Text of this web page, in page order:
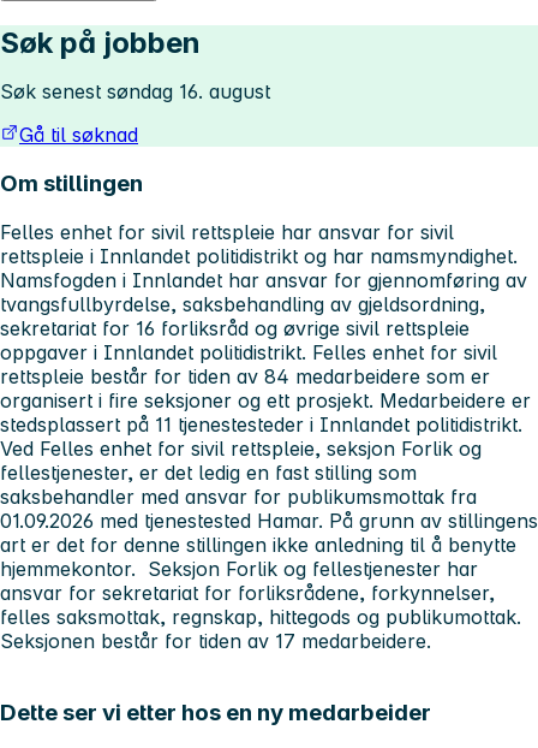
Søk på jobben
Søk senest søndag 16. august
Gå til søknad
Om stillingen
Felles enhet for sivil rettspleie har ansvar for sivil
rettspleie i Innlandet politidistrikt og har namsmyndighet.
Namsfogden i Innlandet har ansvar for gjennomføring av
tvangsfullbyrdelse, saksbehandling av gjeldsordning,
sekretariat for 16 forliksråd og øvrige sivil rettspleie
oppgaver i Innlandet politidistrikt. Felles enhet for sivil
rettspleie består for tiden av 84 medarbeidere som er
organisert i fire seksjoner og ett prosjekt. Medarbeidere er
stedsplassert på 11 tjenestesteder i Innlandet politidistrikt.
Ved Felles enhet for sivil rettspleie, seksjon Forlik og
fellestjenester, er det ledig en fast stilling som
saksbehandler med ansvar for publikumsmottak fra
01.09.2026 med tjenestested Hamar. På grunn av stillingens
art er det for denne stillingen ikke anledning til å benytte
hjemmekontor. Seksjon Forlik og fellestjenester har
ansvar for sekretariat for forliksrådene, forkynnelser,
felles saksmottak, regnskap, hittegods og publikumottak.
Seksjonen består for tiden av 17 medarbeidere.
Dette ser vi etter hos en ny medarbeider